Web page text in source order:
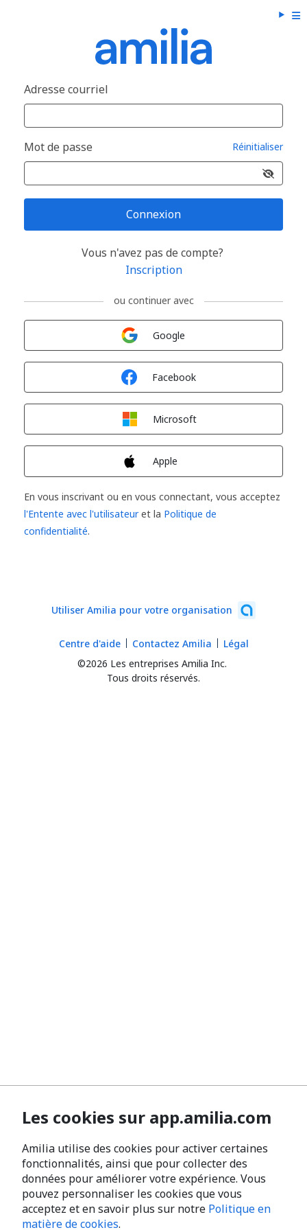
Adresse courriel
Mot de passe Réinitialiser
Connexion
Vous n'avez pas de compte?
Inscription
ou continuer avec
Google
Facebook
Microsoft
Apple
En vous inscrivant ou en vous connectant, vous acceptez
l'Entente avec l'utilisateuret la Politique de
confidentialité.
Utiliser Amilia pour votre organisation
©2026 Les entreprises Amilia Inc.
Tous droits réservés.
Centre d'aide Contactez Amilia Légal
Les cookies sur app.amilia.com
Amilia utilise des cookies pour activer certaines
fonctionnalités, ainsi que pour collecter des
données pour améliorer votre expérience. Vous
pouvez personnaliser les cookies que vous
acceptez et en savoir plus sur notre Politique en
matière de cookies.